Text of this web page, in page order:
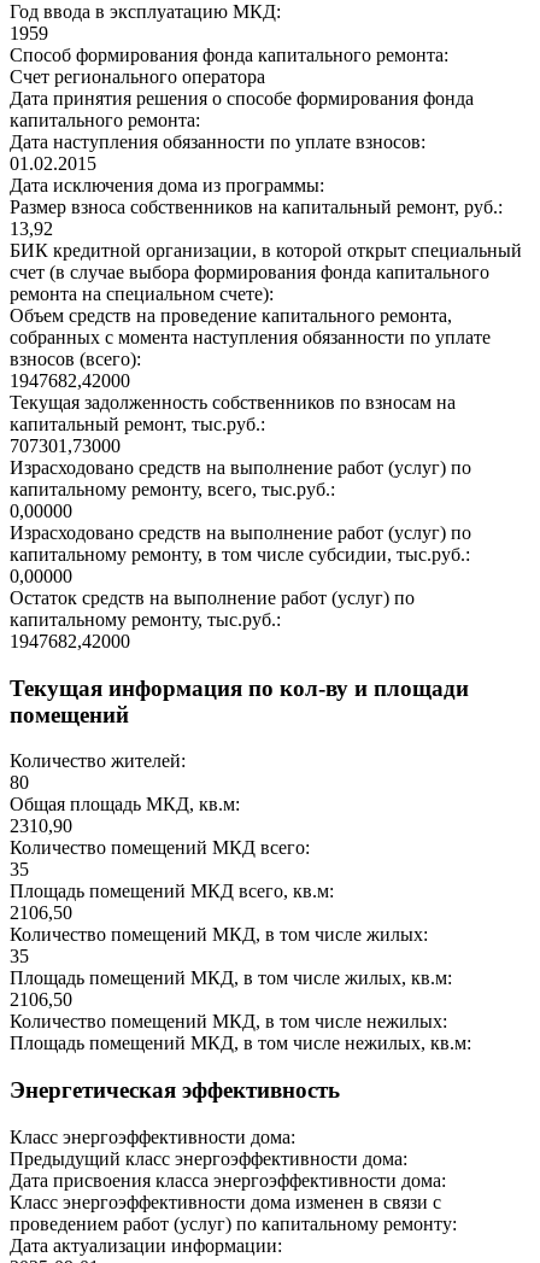
Год ввода в эксплуатацию МКД:
1959
Способ формирования фонда капитального ремонта:
Счет регионального оператора
Дата принятия решения о способе формирования фонда
капитального ремонта:
Дата наступления обязанности по уплате взносов:
01.02.2015
Дата исключения дома из программы:
Размер взноса собственников на капитальный ремонт, руб.:
13,92
БИК кредитной организации, в которой открыт специальный
счет (в случае выбора формирования фонда капитального
ремонта на специальном счете):
Объем средств на проведение капитального ремонта,
собранных с момента наступления обязанности по уплате
взносов (всего):
1947682,42000
Текущая задолженность собственников по взносам на
капитальный ремонт, тыс.руб.:
707301,73000
Израсходовано средств на выполнение работ (услуг) по
капитальному ремонту, всего, тыс.руб.:
0,00000
Израсходовано средств на выполнение работ (услуг) по
капитальному ремонту, в том числе субсидии, тыс.руб.:
0,00000
Остаток средств на выполнение работ (услуг) по
капитальному ремонту, тыс.руб.:
1947682,42000
Текущая информация по кол-ву и площади
помещений
Количество жителей:
80
Общая площадь МКД, кв.м:
2310,90
Количество помещений МКД всего:
35
Площадь помещений МКД всего, кв.м:
2106,50
Количество помещений МКД, в том числе жилых:
35
Площадь помещений МКД, в том числе жилых, кв.м:
2106,50
Количество помещений МКД, в том числе нежилых:
Площадь помещений МКД, в том числе нежилых, кв.м:
Энергетическая эффективность
Класс энергоэффективности дома:
Предыдущий класс энергоэффективности дома:
Дата присвоения класса энергоэффективности дома:
Класс энергоэффективности дома изменен в связи с
проведением работ (услуг) по капитальному ремонту:
Дата актуализации информации: